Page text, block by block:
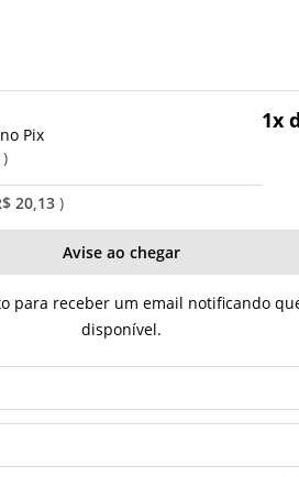
20,13
1x
Pix
Avise ao chegar
para receber um email notificando
disponível.